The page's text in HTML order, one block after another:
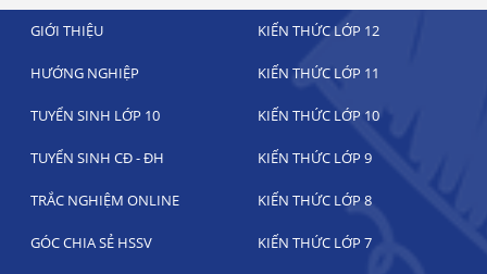
GIỚI THIỆU KIẾN THỨC LỚP 12
HƯỚNG NGHIỆP KIẾN THỨC LỚP 11
TUYỂN SINH LỚP 10 KIẾN THỨC LỚP 10
TUYỂN SINH CĐ - ĐH KIẾN THỨC LỚP 9
TRẮC NGHIỆM ONLINE KIẾN THỨC LỚP 8
GÓC CHIA SẺ HSSV KIẾN THỨC LỚP 7